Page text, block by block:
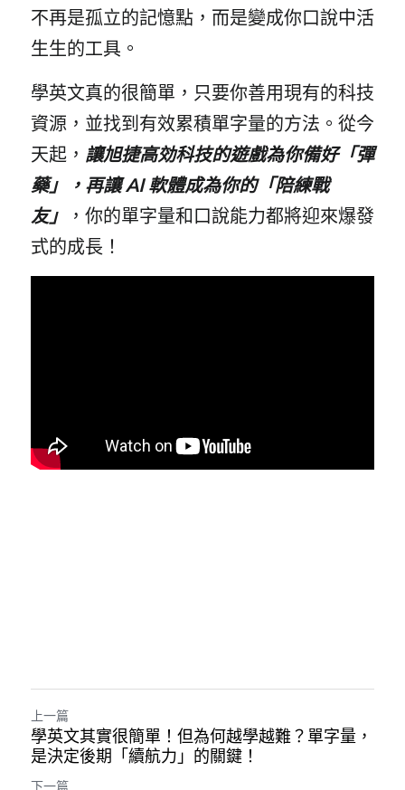
不再是孤立的記憶點，而是變成你口說中活
生生的工具。
學英文真的很簡單，只要你善用現有的科技
資源，並找到有效累積單字量的方法。從今
天起， 讓旭捷高効科技的遊戲為你備好「彈
藥」，再讓 AI 軟體成為你的「陪練戰
友」
，你的單字量和口說能力都將迎來爆發
式的成長！
上一篇
學英文其實很簡單！但為何越學越難？單字量，
是決定後期「續航力」的關鍵！
下一篇